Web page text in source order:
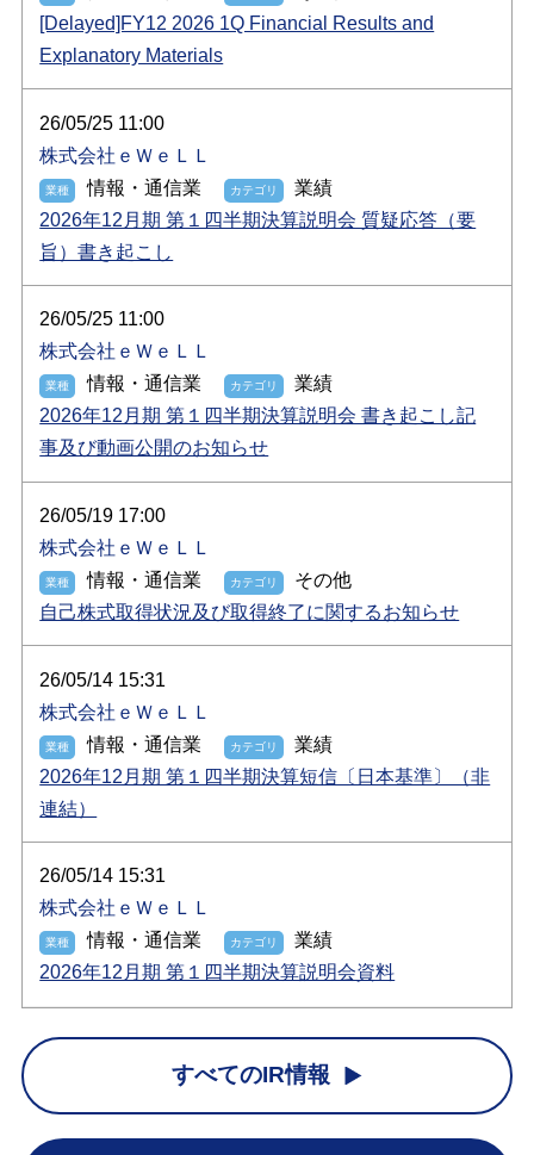
[Delayed]FY12 2026 1Q Financial Results and
Explanatory Materials
26/05/25 11:00
株式会社ｅＷｅＬＬ
情報・通信業
業績
2026年12月期 第１四半期決算説明会 質疑応答（要
旨）書き起こし
26/05/25 11:00
株式会社ｅＷｅＬＬ
情報・通信業
業績
2026年12月期 第１四半期決算説明会 書き起こし記
事及び動画公開のお知らせ
26/05/19 17:00
株式会社ｅＷｅＬＬ
情報・通信業
その他
自己株式取得状況及び取得終了に関するお知らせ
26/05/14 15:31
株式会社ｅＷｅＬＬ
情報・通信業
業績
2026年12月期 第１四半期決算短信〔日本基準〕（非
連結）
26/05/14 15:31
株式会社ｅＷｅＬＬ
情報・通信業
業績
2026年12月期 第１四半期決算説明会資料
すべてのIR情報